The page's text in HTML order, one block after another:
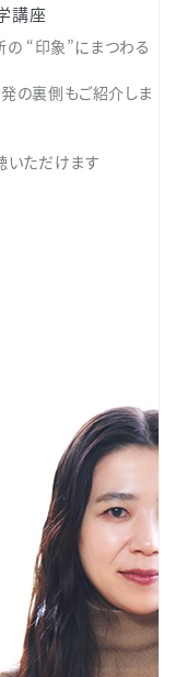
講座
“印象”にまつわる
の裏側もご紹介しま
いただけます